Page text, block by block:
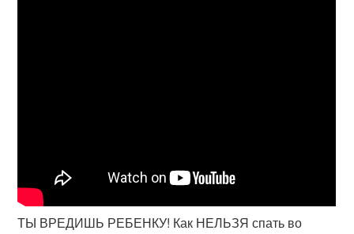
ТЫ ВРЕДИШЬ РЕБЕНКУ! Как НЕЛЬЗЯ спать во